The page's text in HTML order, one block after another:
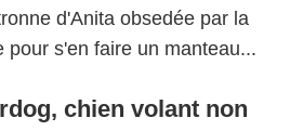
d'Anita obsedée par la
pour s'en faire un manteau...
chien volant non